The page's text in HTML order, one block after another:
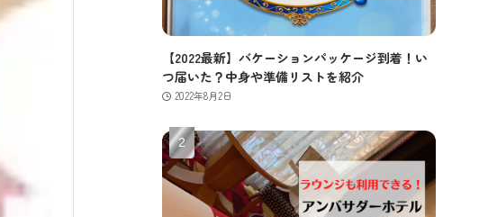
【2022最新】バケーションパッケージ到着！い
つ届いた？中身や準備リストを紹介
2022年8月2日